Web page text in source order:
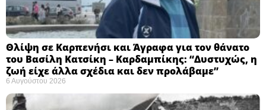
Θλίψη σε Καρπενήσι και Άγραφα για τον θάνατο
του Βασίλη Κατσίκη – Καρδαμπίκης: “Δυστυχώς, η
ζωή είχε άλλα σχέδια και δεν προλάβαμε”
6 Αυγούστου 2026